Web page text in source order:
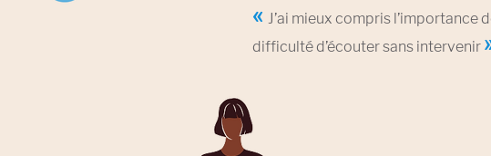
« J’ai mieux compris l’importance
difficulté d’écouter sans intervenir